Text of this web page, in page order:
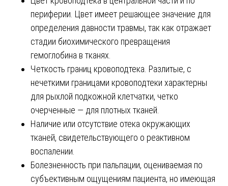
периферии. Цвет имеет решающее значение для
определения давности травмы, так как отражает
стадии биохимического превращения
гемоглобина в тканях.
Четкость границ кровоподтека. Разлитые, с
нечеткими границами кровоподтеки характерны
для рыхлой подкожной клетчатки, четко
очерченные — для плотных тканей.
Наличие или отсутствие отека окружающих
тканей, свидетельствующего о реактивном
воспалении.
Болезненность при пальпации, оцениваемая по
субъективным ощущениям пациента, но имеющая